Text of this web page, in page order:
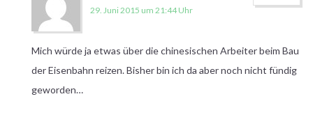
29. Juni 2015 um 21:44 Uhr
Mich würde ja etwas über die chinesischen Arbeiter beim Bau
der Eisenbahn reizen. Bisher bin ich da aber noch nicht fündig
geworden…